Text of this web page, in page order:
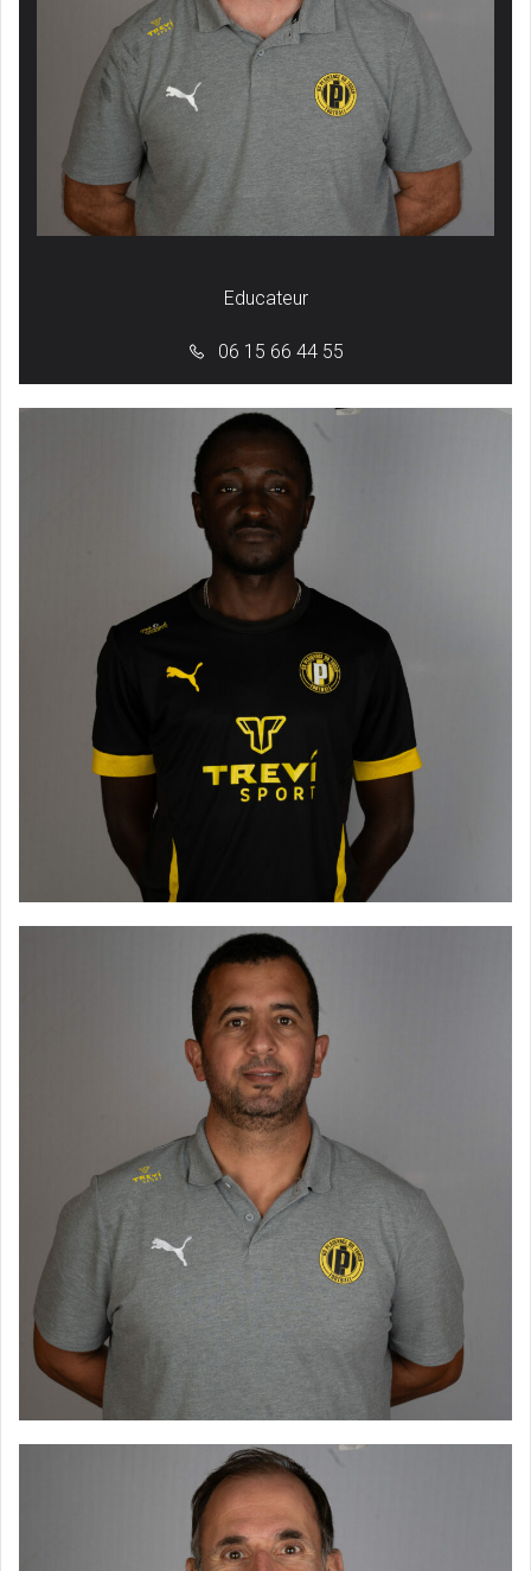
Educateur
06 15 66 44 55